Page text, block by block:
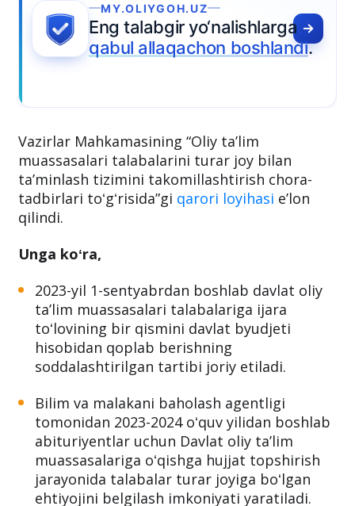
MY.OLIYGOH.UZ
Eng talabgir yo‘nalishlarga
qabul allaqachon boshlandi.
Vazirlar Mahkamasining “Oliy taʼlim
muassasalari talabalarini turar joy bilan
tadbirlari toʻgʻrisida”gi
Unga koʻra,
2023-yil 1-sentyabrdan boshlab davlat oliy
taʼlim muassasalari talabalariga ijara
hisobidan qoplab berishning
soddalashtirilgan tartibi joriy etiladi.
Bilim va malakani baholash agentligi
tomonidan 2023-2024 oʻquv yilidan boshlab
abituriyentlar uchun Davlat oliy taʼlim